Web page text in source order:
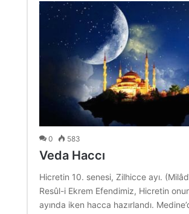
0 583
Veda Haccı
Hicretin 10. senesi, Zilhicce ayı.
Resûl-i Ekrem Efendimiz, Hicretin
ayında iken hacca hazırlandı.